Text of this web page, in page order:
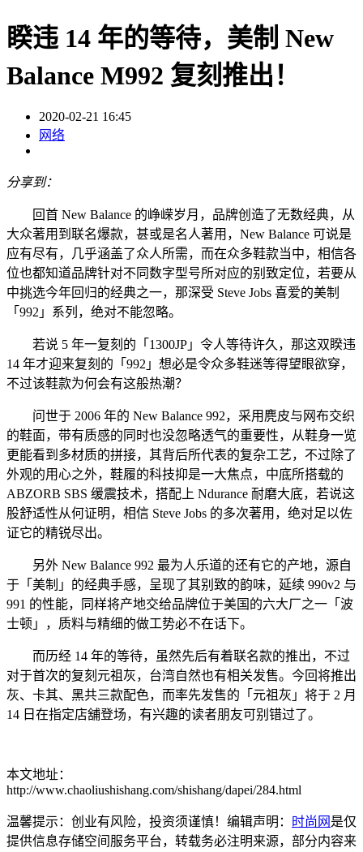
睽违 14 年的等待，美制 New
Balance M992 复刻推出！
2020-02-21 16:45
网络
分享到：
回首 New Balance 的峥嵘岁月，品牌创造了无数经典，从
大众著用到联名爆款，甚或是名人著用，New Balance 可说是
应有尽有，几乎涵盖了众人所需，而在众多鞋款当中，相信各
位也都知道品牌针对不同数字型号所对应的别致定位，若要从
中挑选今年回归的经典之一，那深受 Steve Jobs 喜爱的美制
「992」系列，绝对不能忽略。
若说 5 年一复刻的「1300JP」令人等待许久，那这双睽违
14 年才迎来复刻的「992」想必是令众多鞋迷等得望眼欲穿，
不过该鞋款为何会有这般热潮？
问世于 2006 年的 New Balance 992，采用麂皮与网布交织
的鞋面，带有质感的同时也没忽略透气的重要性，从鞋身一览
更能看到多材质的拼接，其背后所代表的复杂工艺，不过除了
外观的用心之外，鞋履的科技抑是一大焦点，中底所搭载的
ABZORB SBS 缓震技术，搭配上 Ndurance 耐磨大底，若说这
股舒适性从何证明，相信 Steve Jobs 的多次著用，绝对足以佐
证它的精锐尽出。
另外 New Balance 992 最为人乐道的还有它的产地，源自
于「美制」的经典手感，呈现了其别致的韵味，延续 990v2 与
991 的性能，同样将产地交给品牌位于美国的六大厂之一「波
士顿」，质料与精细的做工势必不在话下。
而历经 14 年的等待，虽然先后有着联名款的推出，不过
对于首次的复刻元祖灰，台湾自然也有相关发售。今回将推出
灰、卡其、黑共三款配色，而率先发售的「元祖灰」将于 2 月
14 日在指定店舖登场，有兴趣的读者朋友可别错过了。
本文地址：
http://www.chaoliushishang.com/shishang/dapei/284.html
温馨提示：创业有风险，投资须谨慎！编辑声明： 时尚网 是仅
提供信息存储空间服务平台，转载务必注明来源，部分内容来